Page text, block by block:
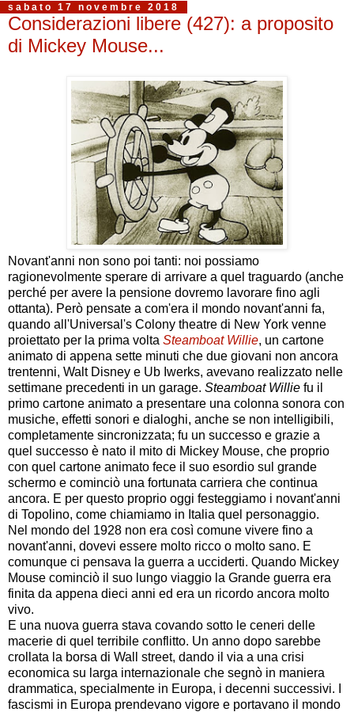
sabato 17 novembre 2018
Considerazioni libere (427): a proposito
di Mickey Mouse...
Novant'anni non sono poi tanti: noi possiamo
ragionevolmente sperare di arrivare a quel traguardo (anche
perché per avere la pensione dovremo lavorare fino agli
ottanta). Però pensate a com'era il mondo novant'anni fa,
quando all'Universal's Colony theatre di New York venne
proiettato per la prima volta Steamboat Willie, un cartone
animato di appena sette minuti che due giovani non ancora
trentenni, Walt Disney e Ub Iwerks, avevano realizzato nelle
settimane precedenti in un garage. Steamboat Willie fu il
primo cartone animato a presentare una colonna sonora con
musiche, effetti sonori e dialoghi, anche se non intelligibili,
completamente sincronizzata; fu un successo e grazie a
quel successo è nato il mito di Mickey Mouse, che proprio
con quel cartone animato fece il suo esordio sul grande
schermo e cominciò una fortunata carriera che continua
ancora. E per questo proprio oggi festeggiamo i novant'anni
di Topolino, come chiamiamo in Italia quel personaggio.
Nel mondo del 1928 non era così comune vivere fino a
novant'anni, dovevi essere molto ricco o molto sano. E
comunque ci pensava la guerra a ucciderti. Quando Mickey
Mouse cominciò il suo lungo viaggio la Grande guerra era
finita da appena dieci anni ed era un ricordo ancora molto
vivo.
E una nuova guerra stava covando sotto le ceneri delle
macerie di quel terribile conflitto. Un anno dopo sarebbe
crollata la borsa di Wall street, dando il via a una crisi
economica su larga internazionale che segnò in maniera
drammatica, specialmente in Europa, i decenni successivi. I
fascismi in Europa prendevano vigore e portavano il mondo